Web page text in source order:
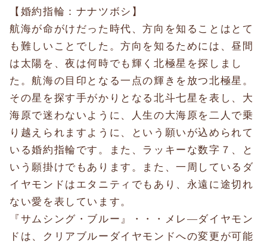
【婚約指輪：ナナツボシ】
航海が命がけだった時代、方向を知ることはとて
も難しいことでした。方向を知るためには、昼間
は太陽を、夜は何時でも輝く北極星を探しまし
た。航海の目印となる一点の輝きを放つ北極星。
その星を探す手がかりとなる北斗七星を表し、大
海原で迷わないように、人生の大海原を二人で乗
り越えられますように、という願いが込められて
いる婚約指輪です。また、ラッキーな数字７、と
いう願掛けでもあります。また、一周しているダ
イヤモンドはエタニティでもあり、永遠に途切れ
ない愛を表しています。
『サムシング・ブルー』・・・メレ―ダイヤモン
ドは、クリアブルーダイヤモンドへの変更が可能